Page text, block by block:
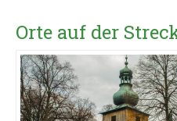
Orte auf der